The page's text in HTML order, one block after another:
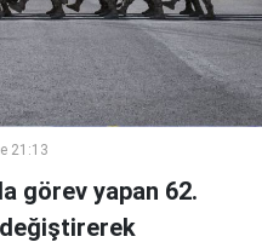
21:13
görev yapan 62.
değiştirerek